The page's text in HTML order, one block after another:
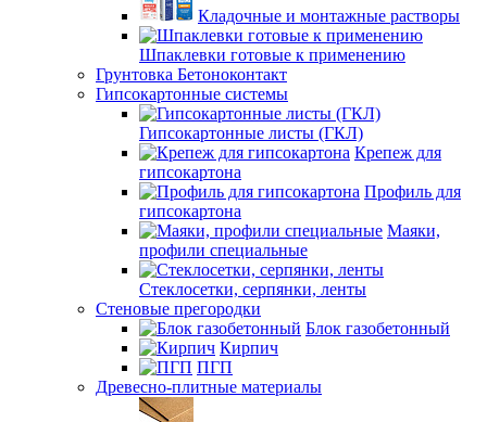
Кладочные и монтажные растворы
Шпаклевки готовые к применению
Грунтовка Бетоноконтакт
Гипсокартонные системы
Гипсокартонные листы (ГКЛ)
Крепеж для
гипсокартона
Профиль для
гипсокартона
Маяки,
профили специальные
Стеклосетки, серпянки, ленты
Стеновые прегородки
Блок газобетонный
Кирпич
ПГП
Древесно-плитные материалы